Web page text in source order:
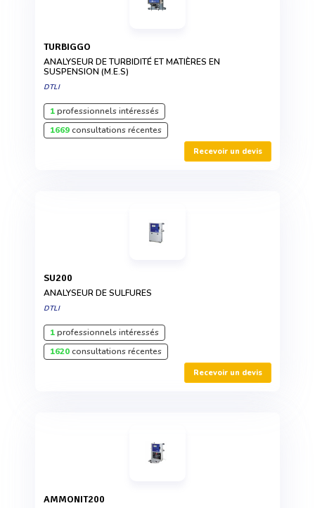
TURBIGGO
ANALYSEUR DE TURBIDITÉ ET MATIÈRES EN
SUSPENSION (M.E.S)
DTLI
1professionnels intéressés
1669consultations récentes
Recevoir un devis
SU200
ANALYSEUR DE SULFURES
DTLI
1professionnels intéressés
1620consultations récentes
Recevoir un devis
AMMONIT200